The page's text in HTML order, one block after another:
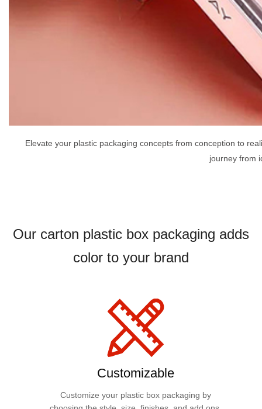
Elevate your plastic packaging concepts from conception to
journey from
Our carton plastic box packaging adds
color to your brand
Customizable
Customize your plastic box packaging by